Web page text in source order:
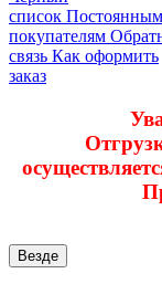
список Постоянным
покупателям
связь Как оформить
заказ
Везде